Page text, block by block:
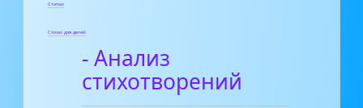
Статьи
Стихи для детей
- Анализ
стихотворений